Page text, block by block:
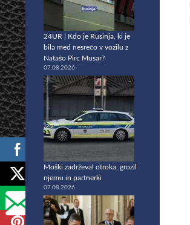
24UR | Kdo je Rusinja, ki je
bila med nesrečo v vozilu z
Natašo Pirc Musar?
07.08.2026
Moški zadrževal otroka, grozil
njemu in partnerki
07.08.2026